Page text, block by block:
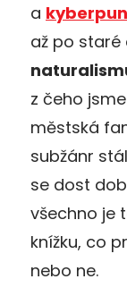
a
až po
z čeho
městská
subžánr
se dost
všechno je
knížku, co
nebo ne.